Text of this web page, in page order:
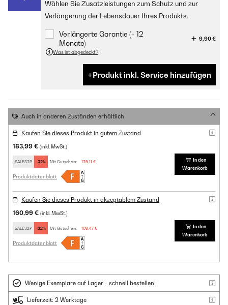
Wählen Sie Zusatzleistungen zum Schutz und zur
Verlängerung der Lebensdauer Ihres Produkts.
Verlängerte Garantie (+ 12
Monate)
9,90 €
Was ist abgedeckt?
Produkt inkl. Service hinzufügen
Auch in anderen Zuständen erhältlich
Kaufen Sie dieses Produkt in gutem Zustand
183,99 € (inkl. MwSt.)
SALE32P -32% Mit Gutschein: 125,11 €
Produktdatenblatt
In den
Warenkorb
Kaufen Sie dieses Produkt in akzeptablem Zustand
160,99 € (inkl. MwSt.)
SALE32P -32% Mit Gutschein: 109,47 €
Produktdatenblatt
In den
Warenkorb
Wenige Exemplare auf Lager - schnell bestellen!
Lieferzeit: 2 Werktage